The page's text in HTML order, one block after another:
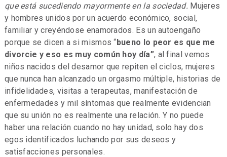
que está sucediendo mayormente en la sociedad. Mujeres
y hombres unidos por un acuerdo económico, social,
familiar y creyéndose enamorados. Es un autoengaño
porque se dicen a si mismos “bueno lo peor es que me
divorcie y eso es muy común hoy día”, al final vemos
niños nacidos del desamor que repiten el ciclos, mujeres
que nunca han alcanzado un orgasmo múltiple, historias de
infidelidades, visitas a terapeutas, manifestación de
enfermedades y mil síntomas que realmente evidencian
que su unión no es realmente una relación. Y no puede
haber una relación cuando no hay unidad, solo hay dos
egos identificados luchando por sus deseos y
satisfacciones personales.